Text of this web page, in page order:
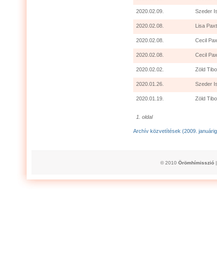
2020.02.09. Szeder
2020.02.08. Lisa
2020.02.08. Cecil
2020.02.08. Cecil
2020.02.02. Zöld
2020.01.26. Szeder
2020.01.19. Zöld
1. oldal
Archív közvetítések (2009.
© 2010 Örömhímisszió